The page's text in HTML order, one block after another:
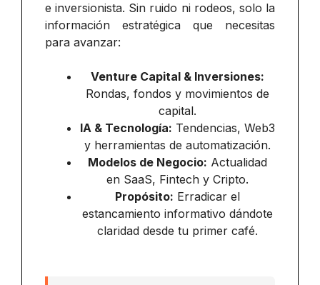
e inversionista. Sin ruido ni rodeos, solo la
información estratégica que necesitas
para avanzar:
Venture Capital & Inversiones:
Rondas, fondos y movimientos de
capital.
IA & Tecnología: Tendencias, Web3
y herramientas de automatización.
Modelos de Negocio: Actualidad
en SaaS, Fintech y Cripto.
Propósito: Erradicar el
estancamiento informativo dándote
claridad desde tu primer café.